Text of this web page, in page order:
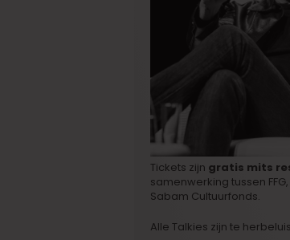
Tickets zijn gratis mits
samenwerking tussen
Sabam Cultuurfonds.
Alle Talkies zijn te